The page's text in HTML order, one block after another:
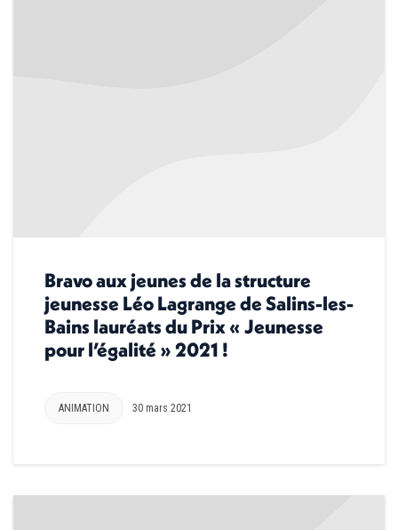
Bravo aux jeunes de la structure
jeunesse Léo Lagrange de Salins-les-
Bains lauréats du Prix « Jeunesse
pour l’égalité » 2021 !
ANIMATION 30 mars 2021